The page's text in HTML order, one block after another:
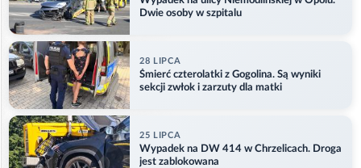
Dwie osoby w szpitalu
28 LIPCA
Śmierć czterolatki z Gogolina. Są wyniki
sekcji zwłok i zarzuty dla matki
25 LIPCA
Wypadek na DW 414 w Chrzelicach. Droga
jest zablokowana